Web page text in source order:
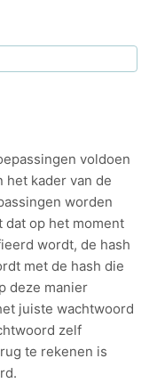
voldoen
het kader van de
worden
dat op het moment
wordt, de hash
met de hash die
deze manier
juiste wachtwoord
zelf
te rekenen is